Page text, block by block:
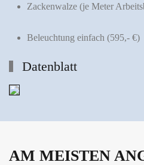
Zackenwalze (je Meter
Beleuchtung einfach (595,- €)
Datenblatt
AM MEISTEN